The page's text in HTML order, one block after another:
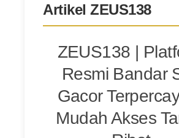
Artikel ZEUS138
ZEUS138 |
Resmi Bandar
Gacor
Mudah Akses